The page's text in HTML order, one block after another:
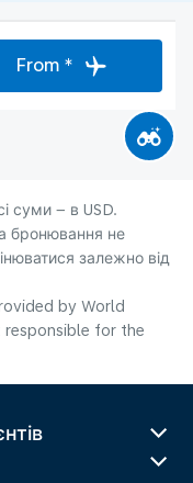
From *
суми – в USD.
бронювання не
залежно від
by World
responsible for the